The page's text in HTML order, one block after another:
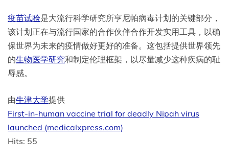
疫苗试验是大流行科学研究所亨尼帕病毒计划的关键部分，
该计划正在与流行国家的合作伙伴合作开发实用工具，以确
保世界为未来的疫情做好更好的准备。这包括提供世界领先
的生物医学研究和制定伦理框架，以尽量减少这种疾病的耻
辱感。
由牛津大学提供
First-in-human vaccine trial for deadly Nipah virus
launched (medicalxpress.com)
Hits: 55